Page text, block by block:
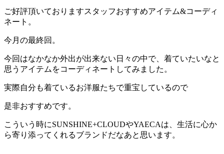
ご好評頂いておりますスタッフおすすめアイテム&コーディ
ネート。
今月の最終回。
今回はなかなか外出が出来ない日々の中で、着ていたいなと
思うアイテムをコーディネートしてみました。
実際自分も着ているお洋服たちで重宝しているので
是非おすすめです。
こういう時にSUNSHINE+CLOUDやYAECAは、生活に心か
ら寄り添ってくれるブランドだなあと思います。